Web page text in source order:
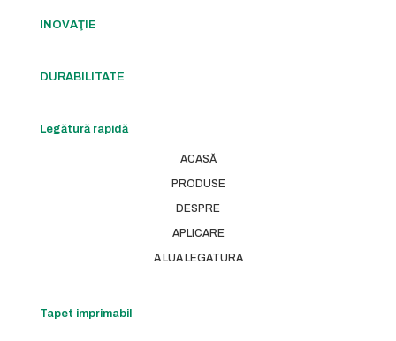
INOVAŢIE
DURABILITATE
Legătură rapidă
ACASĂ
PRODUSE
DESPRE
APLICARE
A LUA LEGATURA
Tapet imprimabil